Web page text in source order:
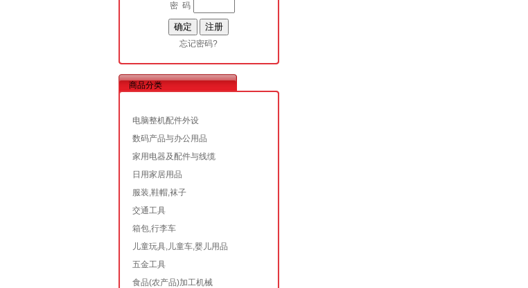
密 码
忘记密码?
商品分类
电脑整机配件外设
数码产品与办公用品
家用电器及配件与线缆
日用家居用品
服装,鞋帽,袜子
交通工具
箱包,行李车
儿童玩具,儿童车,婴儿用品
五金工具
食品(农产品)加工机械